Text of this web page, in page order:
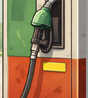
pour vous, veuillez
cette promotion à
pertinentes, des
basés sur les
des
vôtres ;
site et notre
et d'améliorer votre